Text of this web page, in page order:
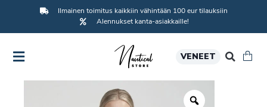
Ilmainen toimitus kaikkiin vähintään 100 eur tilauksiin
Alennukset kanta-asiakkaille!
VENEET